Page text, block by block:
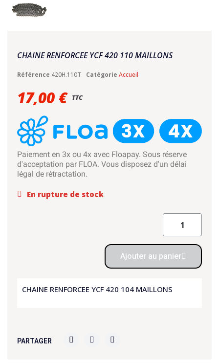
CHAINE RENFORCEE YCF 420 110 MAILLONS
Référence 420H.110T Catégorie Accueil
17,00 € TTC
Paiement en 3x ou 4x avec Floapay. Sous réserve
d'acceptation par FLOA. Vous disposez d'un délai
légal de rétractation.
En rupture de stock
Ajouter au panier
CHAINE RENFORCEE YCF 420 104 MAILLONS
PARTAGER